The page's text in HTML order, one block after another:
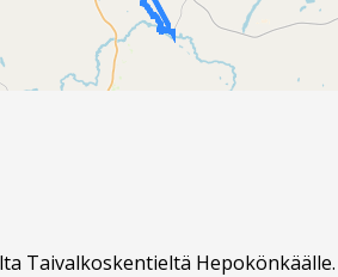
Taivalkoskentieltä Hepokönkäälle.